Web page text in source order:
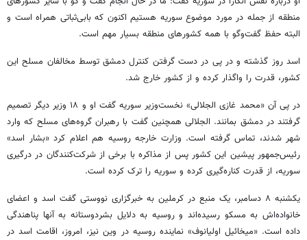
منطقه از جمله در مورد موضوع سوریه هستیم اکنون که بابی‌ثباتی همراه است و
البته حفظ گفت‌وگو با همه کشورهای منطقه بسیار مهم است.
اسد روز گذشته و در پی در دست گرفتن کنترل دمشق توسط مخالفان مسلح این
کشور، قدرت را واگذار کرده و از کشور خارج شد.
در پی آن «محمد غازی الجلالی» نخست‌وزیر سوریه گفت او و ۱۸ وزیر دیگر تصمیم
گرفتند در دمشق بمانند. الجلالی همچنین گفت با رهبران گروه‌های مسلح که وارد
شهر شدند، تماس گرفته است. وزارت خارجه روسیه هم اعلام کرد «بشار اسد»
رئیس‌جمهور پیشین این کشور پس از مذاکره با برخی از شرکت‌کنندگان در درگیری
سوریه، از قدرت کناره‌گیری کرده و سوریه را ترک کرده است.
یکشنبه ۸ دسامبر، یک منبع در کرملین به خبرگزاری نووستی گفت اسد و اعضای
خانواده‌اش به مسکو رسیده‌اند و روسیه به دلایل بشردوستانه به آنها پناهندگی
داده است. «میخائیل اولیانوف» نماینده روسیه در وین نیز، امروز، اقامت اسد در